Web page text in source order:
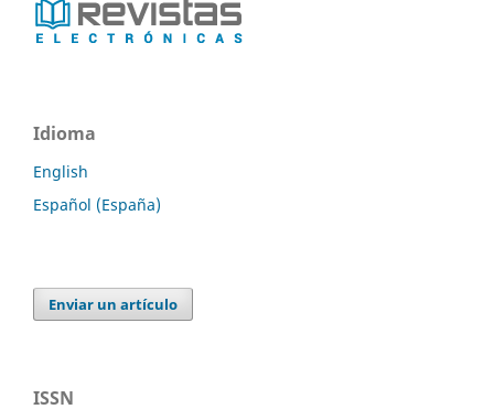
Idioma
English
Español (España)
Enviar un artículo
ISSN